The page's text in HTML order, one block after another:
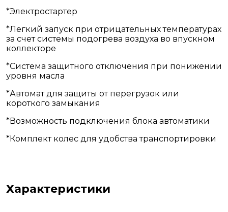
*Электростартер
*Легкий запуск при отрицательных температурах
за счет системы подогрева воздуха во впускном
коллекторе
*Система защитного отключения при понижении
уровня масла
*Автомат для защиты от перегрузок или
короткого замыкания
*Возможность подключения блока автоматики
*Комплект колес для удобства транспортировки
Характеристики